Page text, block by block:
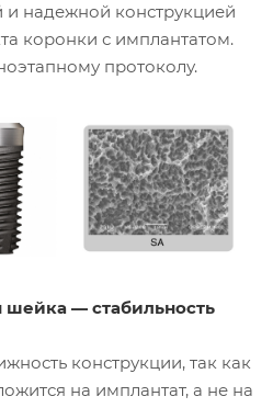
и надежной конструкцией
коронки с имплантатом.
протоколу.
шейка — стабильность
конструкции, так как
на имплантат, а не на